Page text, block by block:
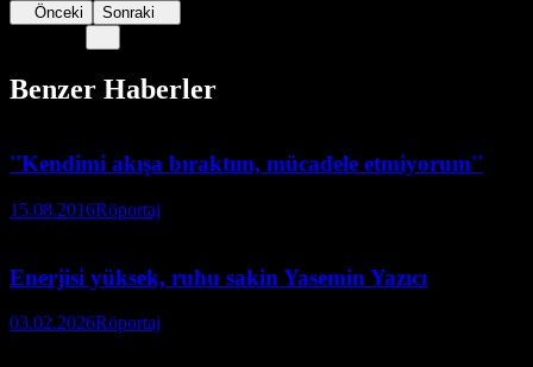
Önceki Sonraki
Benzer Haberler
''Kendimi akışa bıraktım, mücadele etmiyorum''
15.08.2016Röportaj
Enerjisi yüksek, ruhu sakin Yasemin Yazıcı
03.02.2026Röportaj